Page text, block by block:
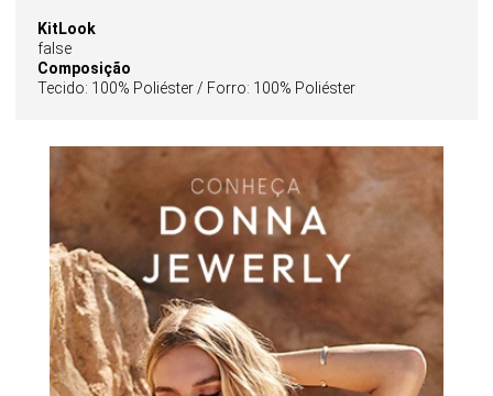
versátil e incrivelmente elegante, transitando com
facilidade entre o ambiente profissional e ocasiões
especiais. Combine com o
conjunto de alto impacto, ou use com blusas e camisas
Compre online | Frete grátis acima de R$ 1.000 | Parcele
em até 10x sem juros |
Consulte a tabela de medidas
Brooksfield Donna
KitLook
false
Composição
Tecido: 100% Poliéster / Forro: 100% Poliéster